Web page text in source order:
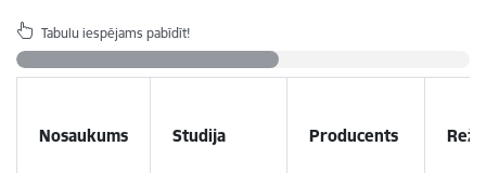
Tabulu iespējams pabīdīt!
Nosaukums Studija Producents